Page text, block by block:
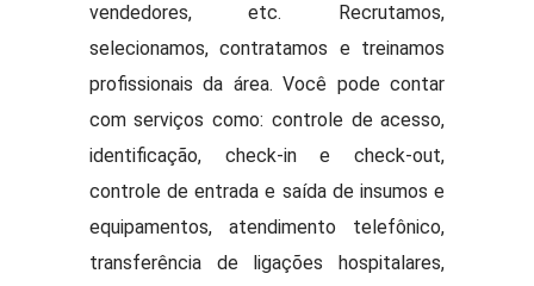
vendedores, etc. Recrutamos,
selecionamos, contratamos e treinamos
profissionais da área. Você pode contar
com serviços como: controle de acesso,
identificação, check-in e check-out,
controle de entrada e saída de insumos e
equipamentos, atendimento telefônico,
transferência de ligações hospitalares,